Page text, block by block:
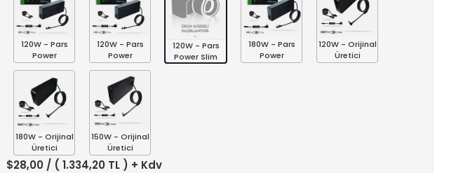
120W - Pars
Power
120W - Pars
Power
120W - Pars
Power Slim
180W - Pars
Power
120W - Orijinal
Üretici
180W - Orijinal
Üretici
150W - Orijinal
Üretici
$28,00 / ( 1.334,20 TL ) + Kdv